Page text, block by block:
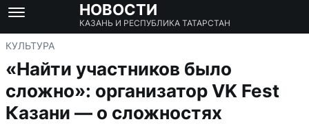
НОВОСТИ
КАЗАНЬ И РЕСПУБЛИКА ТАТАРСТАН
КУЛЬТУРА
«Найти участников было
сложно»: организатор VK Fest
Казани — о сложностях